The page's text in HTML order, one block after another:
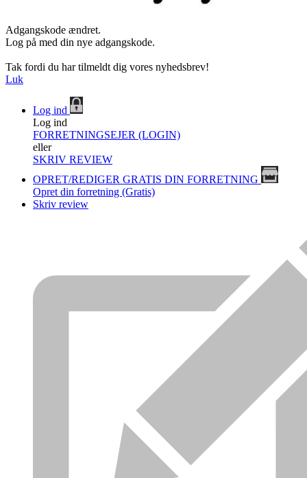
Adgangskode ændret.
Log på med din nye adgangskode.
Tak fordi du har tilmeldt dig vores nyhedsbrev!
Luk
Log ind
Log ind
FORRETNINGSEJER (LOGIN)
eller
SKRIV REVIEW
OPRET/REDIGER GRATIS DIN FORRETNING
Opret din forretning (Gratis)
Skriv review